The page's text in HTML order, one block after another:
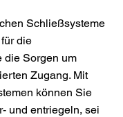
Schließsysteme
die
die Sorgen um
Zugang. Mit
können Sie
und entriegeln, sei